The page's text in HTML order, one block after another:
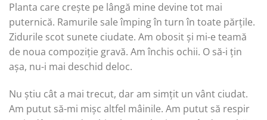
Planta care crește pe lângă mine devine tot mai
puternică. Ramurile sale împing în turn în toate părțile.
Zidurile scot sunete ciudate. Am obosit și mi-e teamă
de noua compoziție gravă. Am închis ochii. O să-i țin
așa, nu-i mai deschid deloc.
Nu știu cât a mai trecut, dar am simțit un vânt ciudat.
Am putut să-mi mișc altfel mâinile. Am putut să respir